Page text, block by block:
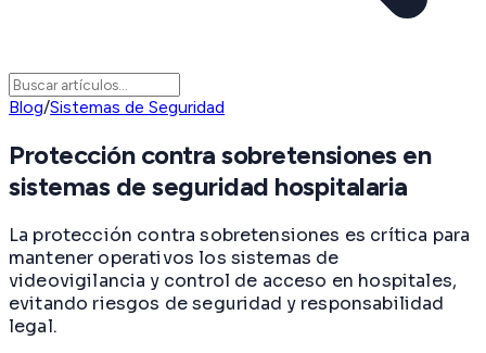
Blog/Sistemas de Seguridad
Protección contra sobretensiones en
sistemas de seguridad hospitalaria
La protección contra sobretensiones es crítica para
mantener operativos los sistemas de
videovigilancia y control de acceso en hospitales,
evitando riesgos de seguridad y responsabilidad
legal.